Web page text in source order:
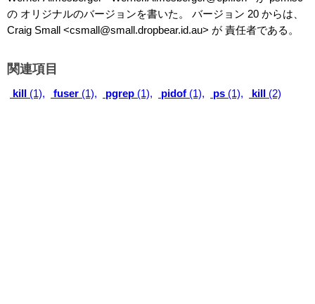
の オリジナルのバージョンを書いた。 バージョン 20 からは、
Craig Small <csmall@small.dropbear.id.au> が 責任者である。
関連項目
kill (1), fuser (1), pgrep (1), pidof (1), ps (1), kill (2)